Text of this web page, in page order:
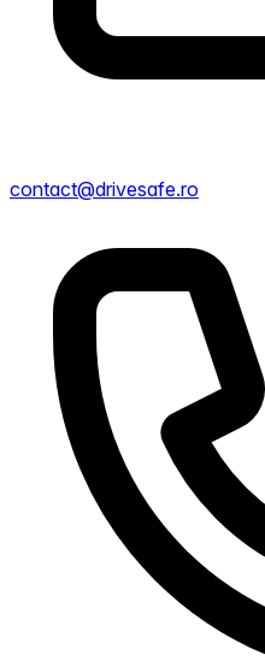
contact@drivesafe.ro